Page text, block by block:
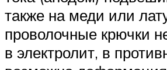
также на меди или
проволочные крючки
в электролит, в